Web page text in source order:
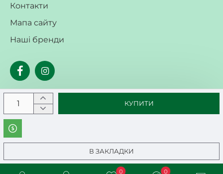
0 0
КУПИТИ
В ЗАКЛАДКИ
Контакти
Мапа сайту
Наші бренди